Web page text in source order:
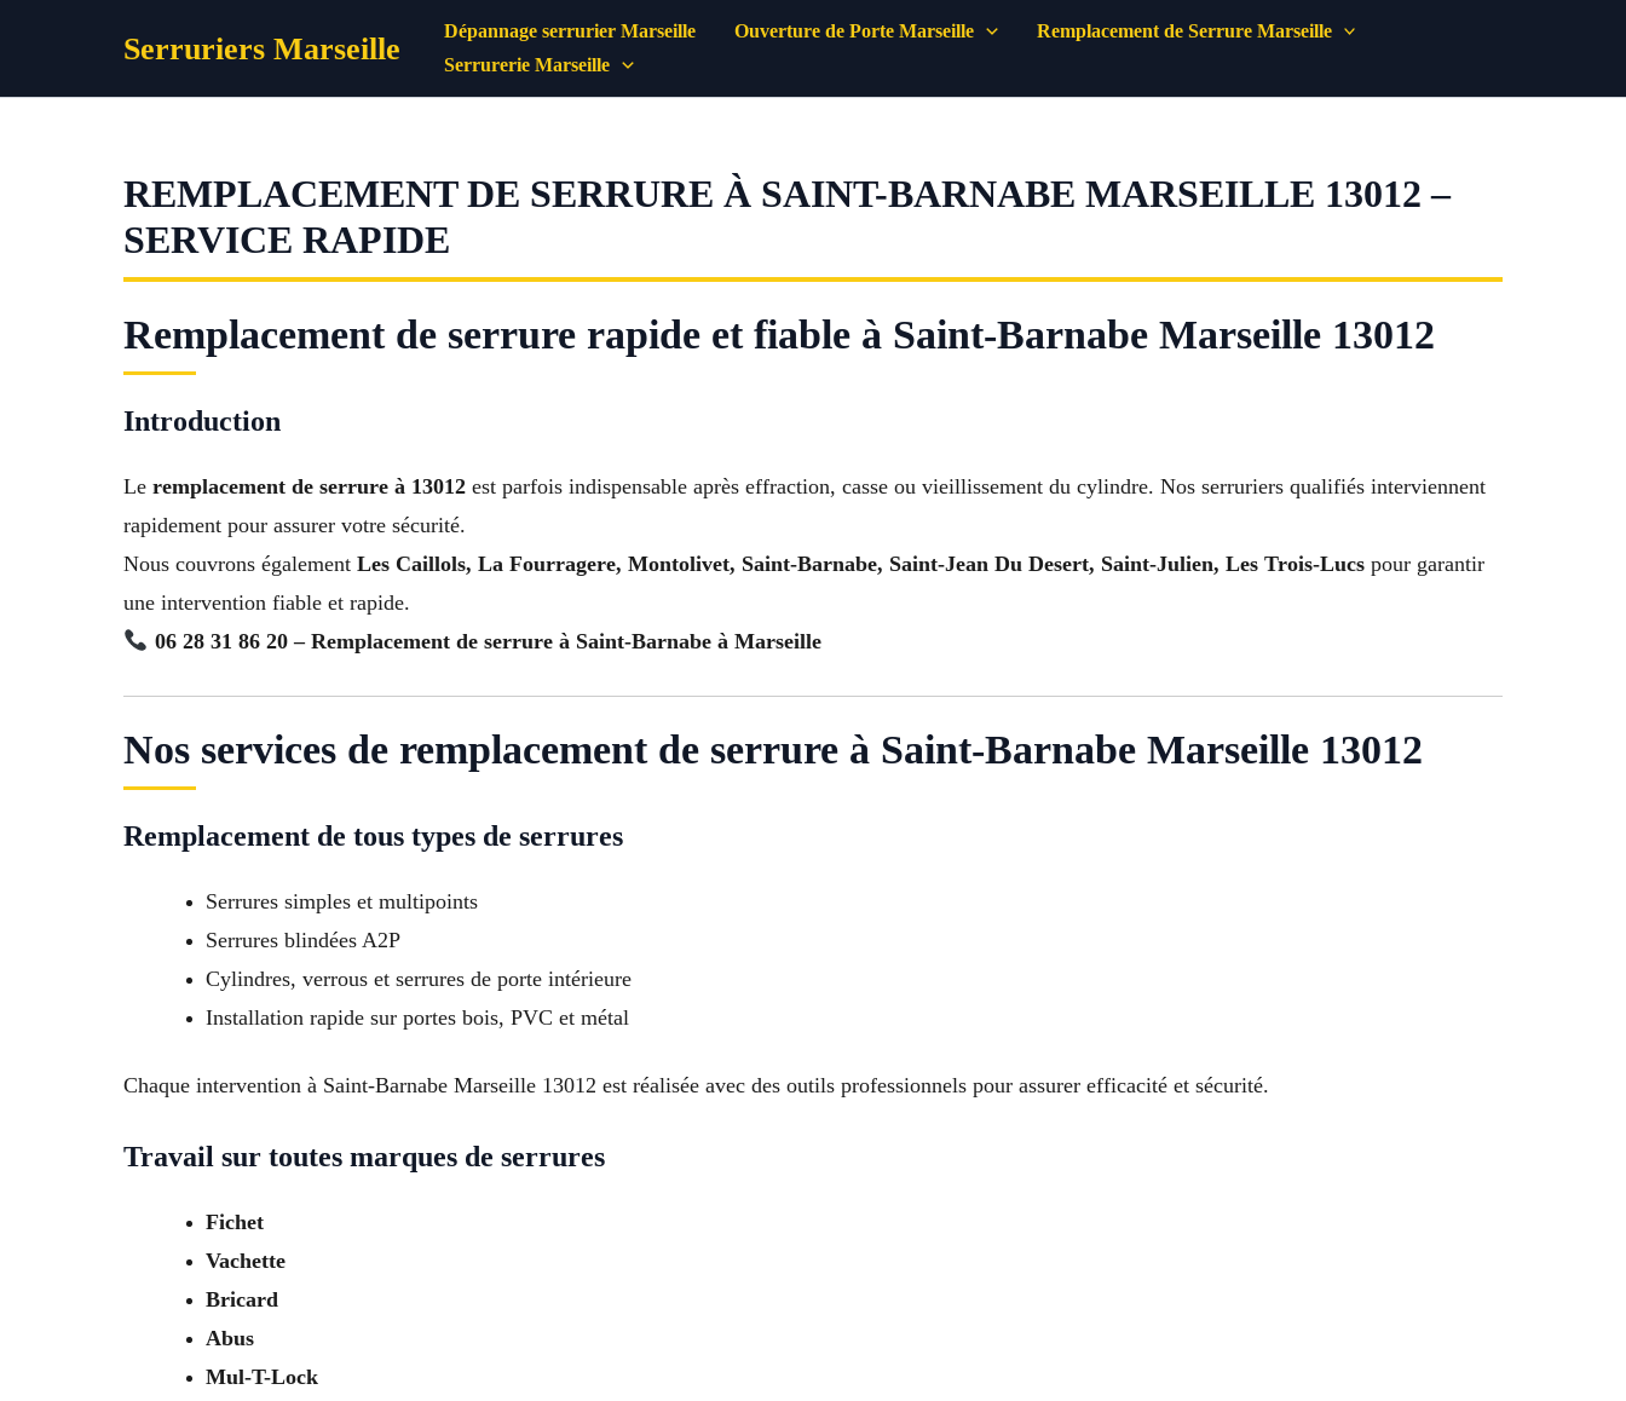
Serruriers Marseille Dépannage serrurier Marseille Ouverture de Porte Marseille
Remplacement de Serrure Marseille
Serrurerie Marseille
REMPLACEMENT DE SERRURE À SAINT-BARNABE MARSEILLE 13012 –
SERVICE RAPIDE
Remplacement de serrure rapide et fiable à Saint-Barnabe Marseille 13012
Introduction
Le remplacement de serrure à 13012 est parfois indispensable après effraction, casse ou vieillissement du cylindre. Nos serruriers qualifiés interviennent
rapidement pour assurer votre sécurité.
Nous couvrons également Les Caillols, La Fourragere, Montolivet, Saint-Barnabe, Saint-Jean Du Desert, Saint-Julien, Les Trois-Lucs pour garantir
une intervention fiable et rapide.
06 28 31 86 20 – Remplacement de serrure à Saint-Barnabe à Marseille
Nos services de remplacement de serrure à Saint-Barnabe Marseille 13012
Remplacement de tous types de serrures
Serrures simples et multipoints
Serrures blindées A2P
Cylindres, verrous et serrures de porte intérieure
Installation rapide sur portes bois, PVC et métal
Chaque intervention à Saint-Barnabe Marseille 13012 est réalisée avec des outils professionnels pour assurer efficacité et sécurité.
Travail sur toutes marques de serrures
Fichet
Vachette
Bricard
Abus
Mul-T-Lock